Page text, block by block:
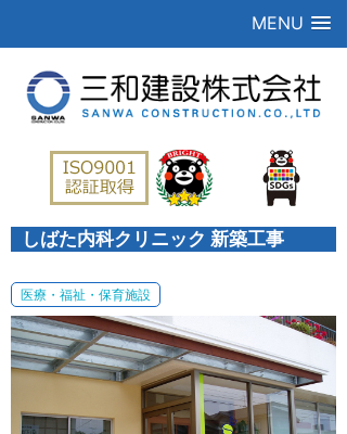
MENU
しばた内科クリニック 新築工事
医療・福祉・保育施設